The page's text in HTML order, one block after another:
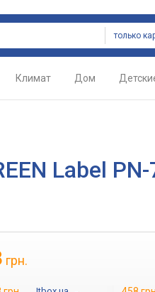
только
Климат Дом
Label
грн.